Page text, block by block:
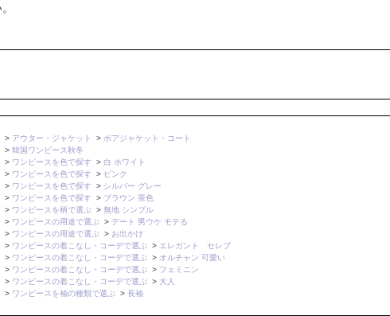
> アウター・ジャケット > ボアジャケット・コート
> 韓国ワンピース秋冬
> ワンピースを色で探す > 白 ホワイト
> ワンピースを色で探す > ピンク
> ワンピースを色で探す > シルバー グレー
> ワンピースを色で探す > ブラウン 茶色
> ワンピースを柄で選ぶ > 無地 シンプル
> ワンピースの用途で選ぶ > デート 男ウケ モテる
> ワンピースの用途で選ぶ > お出かけ
> ワンピースの着こなし・コーデで選ぶ > エレガント セレブ
> ワンピースの着こなし・コーデで選ぶ > オルチャン 可愛い
> ワンピースの着こなし・コーデで選ぶ > フェミニン
> ワンピースの着こなし・コーデで選ぶ > 大人
> ワンピースを袖の種類で選ぶ > 長袖